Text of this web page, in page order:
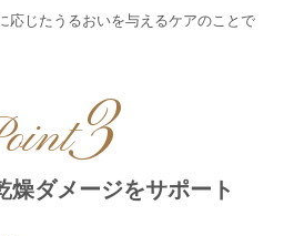
応じたうるおいを与えるケアのことで
3
燥ダメージをサポート